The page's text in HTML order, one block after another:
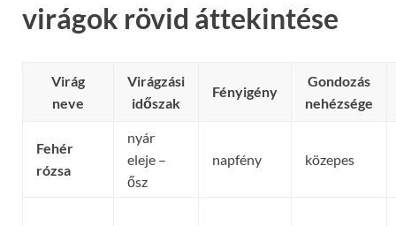
virágok rövid áttekintése
Virág
neve
Virágzási
időszak
Fényigény
Gondozás
nehézsége
Fehér
rózsa
nyár
eleje –
ősz
napfény közepes